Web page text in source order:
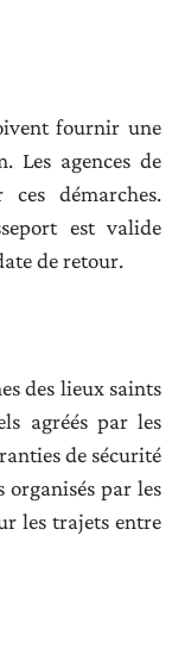
fournir une
Les agences de
démarches.
est valide
de retour.
des lieux saints
agréés par les
de sécurité
organisés par les
les trajets entre